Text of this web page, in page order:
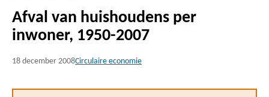
Kruimelpad
Afval van huishoudens per
inwoner, 1950-2007
18 december 2008Circulaire economie